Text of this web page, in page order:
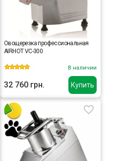
Купить
Овощерезка профессиональная
AIRHOT VC-300
В наличии
32 760 грн.